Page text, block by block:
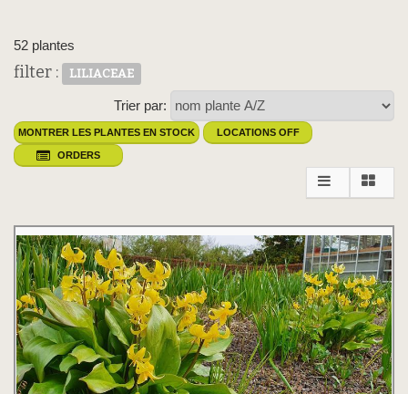
52 plantes
filter : LILIACEAE
Trier par:
MONTRER LES PLANTES EN STOCK LOCATIONS OFF
ORDERS